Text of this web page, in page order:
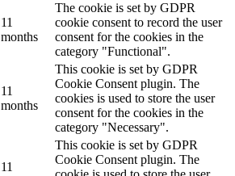
11
months
The cookie is set by GDPR
cookie consent to record the user
consent for the cookies in the
category "Functional".
11
months
This cookie is set by GDPR
Cookie Consent plugin. The
cookies is used to store the user
consent for the cookies in the
category "Necessary".
11
This cookie is set by GDPR
Cookie Consent plugin. The